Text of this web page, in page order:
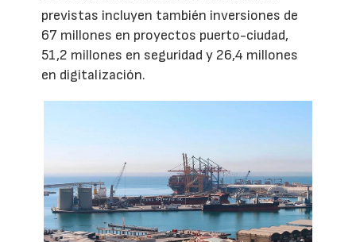
previstas incluyen también inversiones de
67 millones en proyectos puerto-ciudad,
51,2 millones en seguridad y 26,4 millones
en digitalización.